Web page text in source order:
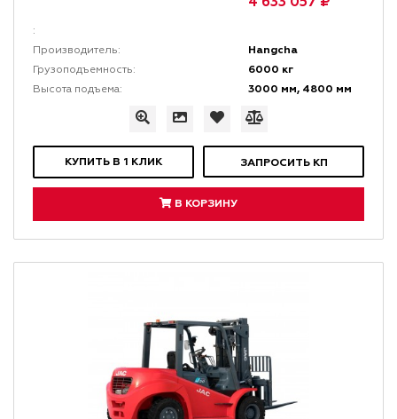
:
Производитель:
Hangcha
Грузоподъемность: 6000 кг
Высота подъема: 3000 мм, 4800 мм
КУПИТЬ В 1 КЛИК ЗАПРОСИТЬ КП
В КОРЗИНУ